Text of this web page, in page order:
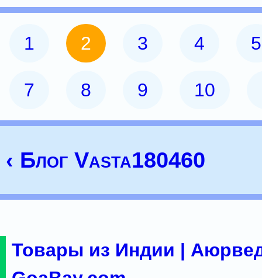
1 2 3 4 5
7 8 9 10
‹ Блог Vasta180460
Товары из Индии |